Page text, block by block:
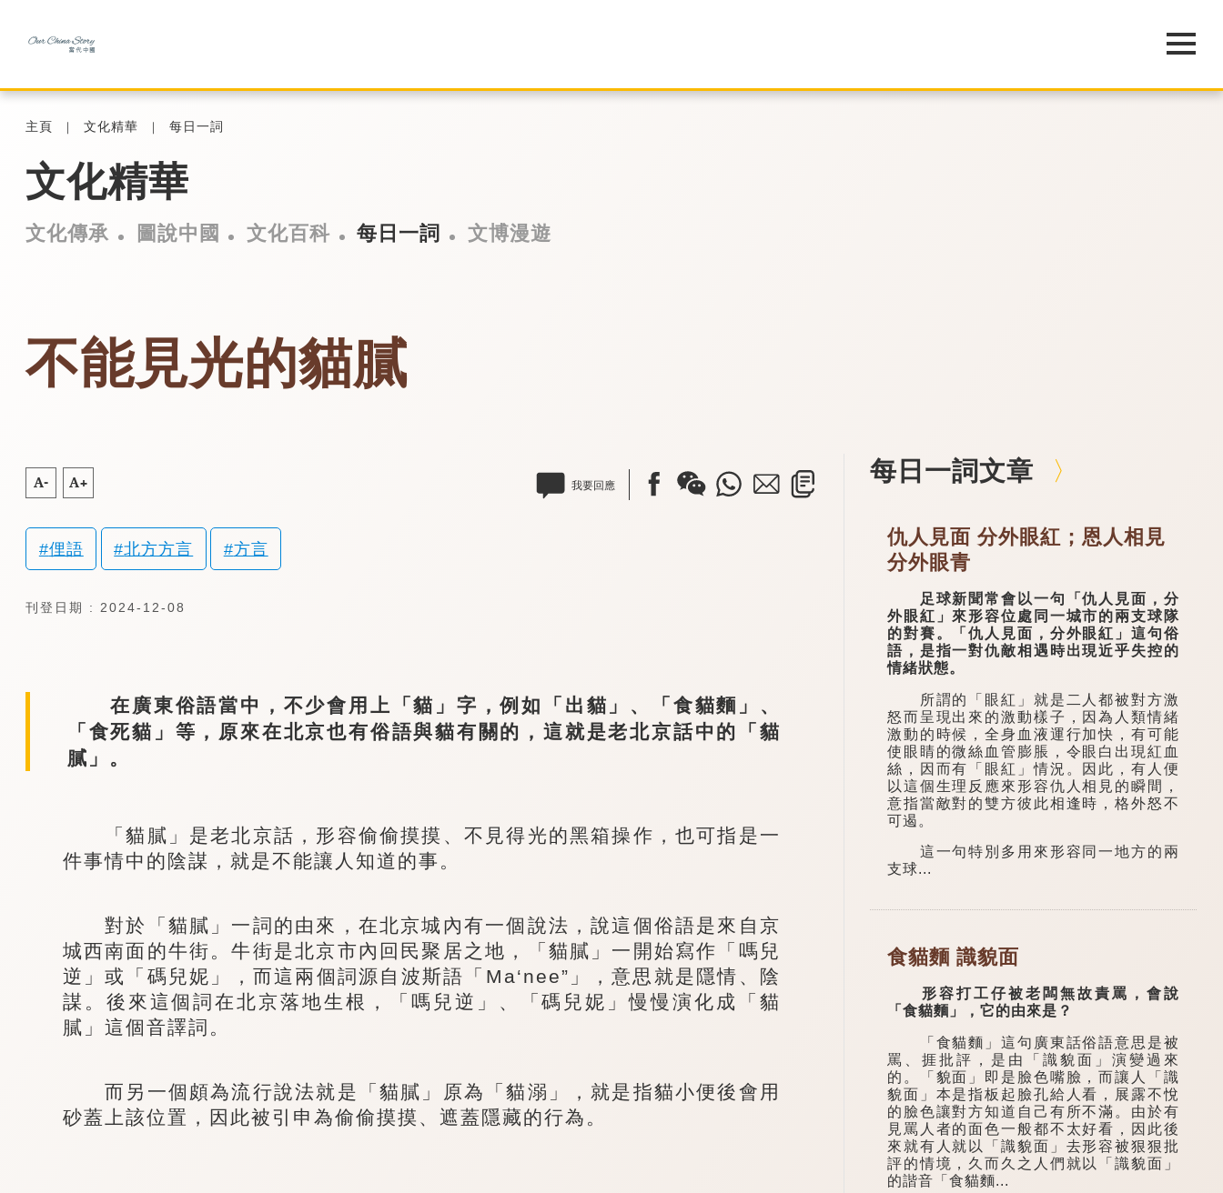
主頁 文化精華 每日一詞
文化精華
文化傳承 圖說中國 文化百科 每日一詞 文博漫遊
不能見光的貓膩
A- A+ 我要回應
俚語 北方方言 方言
刊登日期 : 2024-12-08
在廣東俗語當中，不少會用上「貓」字，例如「出貓」、「食貓麵」、
「食死貓」等，原來在北京也有俗語與貓有關的，這就是老北京話中的「貓
膩」。
「貓膩」是老北京話，形容偷偷摸摸、不見得光的黑箱操作，也可指是一
件事情中的陰謀，就是不能讓人知道的事。
對於「貓膩」一詞的由來，在北京城內有一個說法，說這個俗語是來自京
城西南面的牛街。牛街是北京市內回民聚居之地，「貓膩」一開始寫作「嗎兒
逆」或「碼兒妮」，而這兩個詞源自波斯語「Ma‘nee”」，意思就是隱情、陰
謀。後來這個詞在北京落地生根，「嗎兒逆」、「碼兒妮」慢慢演化成「貓
膩」這個音譯詞。
而另一個頗為流行說法就是「貓膩」原為「貓溺」，就是指貓小便後會用
砂蓋上該位置，因此被引申為偷偷摸摸、遮蓋隱藏的行為。
每日一詞文章
仇人見面 分外眼紅；恩人相見
分外眼青
足球新聞常會以一句「仇人見面，分
外眼紅」來形容位處同一城市的兩支球隊
的對賽。「仇人見面，分外眼紅」這句俗
語，是指一對仇敵相遇時出現近乎失控的
情緒狀態。
所謂的「眼紅」就是二人都被對方激
怒而呈現出來的激動樣子，因為人類情緒
激動的時候，全身血液運行加快，有可能
使眼睛的微絲血管膨脹，令眼白出現紅血
絲，因而有「眼紅」情況。因此，有人便
以這個生理反應來形容仇人相見的瞬間，
意指當敵對的雙方彼此相逢時，格外怒不
可遏。
這一句特別多用來形容同一地方的兩
支球...
食貓麵 識貌面
形容打工仔被老闆無故責罵，會說
「食貓麵」，它的由來是？
「食貓麵」這句廣東話俗語意思是被
罵、捱批評，是由「識貌面」演變過來
的。「貌面」即是臉色嘴臉，而讓人「識
貌面」本是指板起臉孔給人看，展露不悅
的臉色讓對方知道自己有所不滿。由於有
見罵人者的面色一般都不太好看，因此後
來就有人就以「識貌面」去形容被狠狠批
評的情境，久而久之人們就以「識貌面」
的諧音「食貓麵...